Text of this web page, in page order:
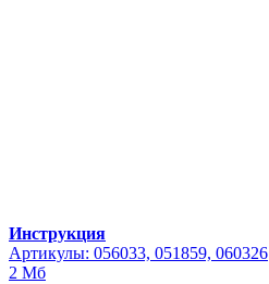
Инструкция
Артикулы: 056033, 051859, 060326
2 Мб